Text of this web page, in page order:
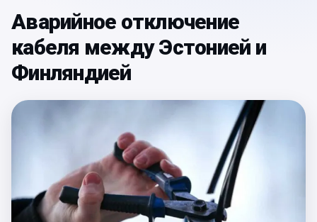
Аварийное отключение
кабеля между Эстонией и
Финляндией